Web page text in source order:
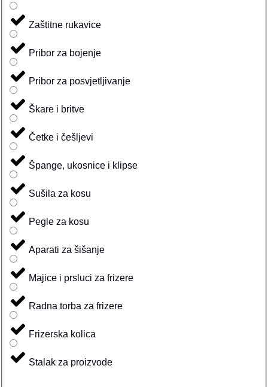
Zaštitne rukavice
Pribor za bojenje
Pribor za posvjetljivanje
Škare i britve
Četke i češljevi
Špange, ukosnice i klipse
Sušila za kosu
Pegle za kosu
Aparati za šišanje
Majice i prsluci za frizere
Radna torba za frizere
Frizerska kolica
Stalak za proizvode